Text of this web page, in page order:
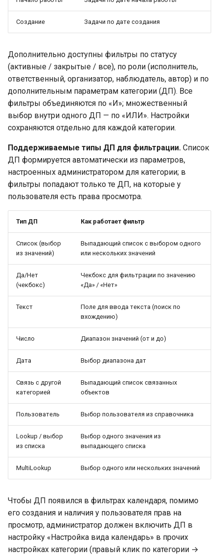
Создание Задачи по дате создания
Дополнительно доступны фильтры по статусу
(активные / закрытые / все), по роли (исполнитель,
ответственный, организатор, наблюдатель, автор) и по
дополнительным параметрам категории (ДП). Все
фильтры объединяются по «И»; множественный
выбор внутри одного ДП — по «ИЛИ». Настройки
сохраняются отдельно для каждой категории.
Поддерживаемые типы ДП для фильтрации. Список
ДП формируется автоматически из параметров,
настроенных администратором для категории; в
фильтры попадают только те ДП, на которые у
пользователя есть права просмотра.
Тип ДП Как работает фильтр
Список (выбор
из значений)
Выпадающий список с выбором одного
или нескольких значений
Да/Нет
(чекбокс)
Чекбокс для фильтрации по значению
«Да» / «Нет»
Текст
Поле для ввода текста (поиск по
вхождению)
Число Диапазон значений (от и до)
Дата Выбор диапазона дат
Связь с другой
категорией
Выпадающий список связанных
объектов
Пользователь Выбор пользователя из справочника
Lookup / выбор
из списка
Выбор одного значения из
выпадающего списка
MultiLookup Выбор одного или нескольких значений
Чтобы ДП появился в фильтрах календаря, помимо
его создания и наличия у пользователя прав на
просмотр, администратор должен включить ДП в
настройку «Настройка вида календарь» в прочих
настройках категории (правый клик по категории →